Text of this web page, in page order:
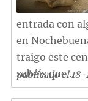
entrada con
en
traigo este
sabéis que...
publicado el 18-